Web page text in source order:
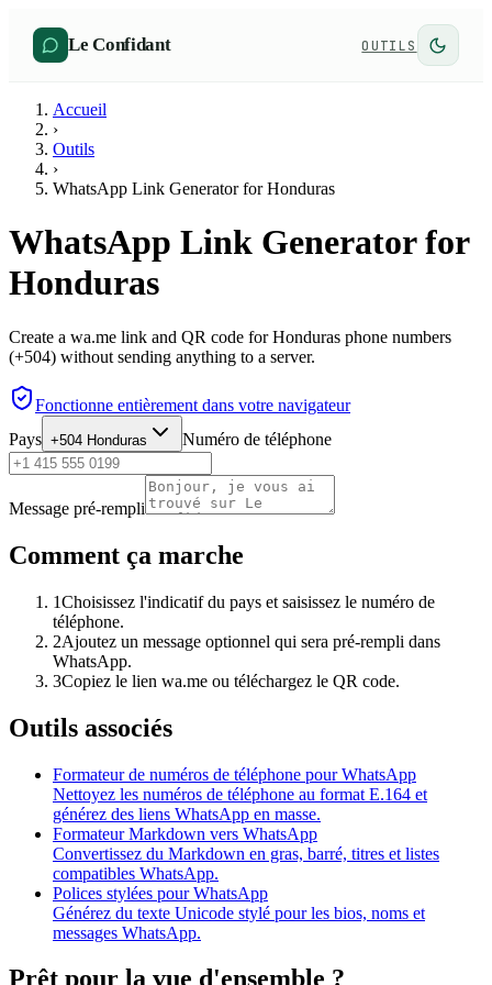
Le Confidant OUTILS
Accueil
›
Outils
›
WhatsApp Link Generator for Honduras
WhatsApp Link Generator for
Honduras
Create a wa.me link and QR code for Honduras phone numbers
(+504) without sending anything to a server.
Fonctionne entièrement dans votre navigateur
Pays +504 Honduras Numéro de téléphone
Message pré-rempli
Comment ça marche
1Choisissez l'indicatif du pays et saisissez le numéro de
téléphone.
2Ajoutez un message optionnel qui sera pré-rempli dans
WhatsApp.
3Copiez le lien wa.me ou téléchargez le QR code.
Outils associés
Formateur de numéros de téléphone pour WhatsApp
Nettoyez les numéros de téléphone au format E.164 et
générez des liens WhatsApp en masse.
Formateur Markdown vers WhatsApp
Convertissez du Markdown en gras, barré, titres et listes
compatibles WhatsApp.
Polices stylées pour WhatsApp
Générez du texte Unicode stylé pour les bios, noms et
messages WhatsApp.
Prêt pour la vue d'ensemble ?